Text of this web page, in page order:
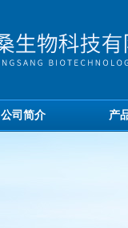
公司简介 产